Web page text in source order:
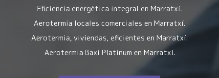
Eficiencia energética integral en Marratxí.
Aerotermia locales comerciales en Marratxí.
Aerotermia, viviendas, eficientes en Marratxí.
Aerotermia Baxi Platinum en Marratxí.